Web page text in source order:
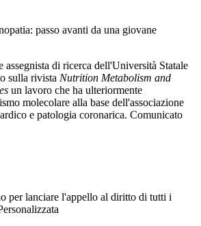
passo avanti da una giovane
di ricerca dell'Università Statale
sulla rivista Nutrition Metabolism and
un lavoro che ha ulteriormente
molecolare alla base dell'associazione
e patologia coronarica. Comunicato
per lanciare l'appello al diritto di tutti i